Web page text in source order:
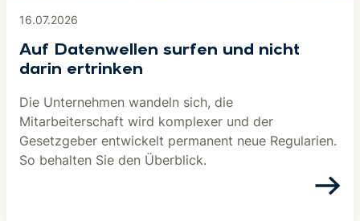
16.07.2026
Auf Datenwellen surfen und nicht
darin ertrinken
Die Unternehmen wandeln sich, die
Mitarbeiterschaft wird komplexer und der
Gesetzgeber entwickelt permanent neue Regularien.
So behalten Sie den Überblick.